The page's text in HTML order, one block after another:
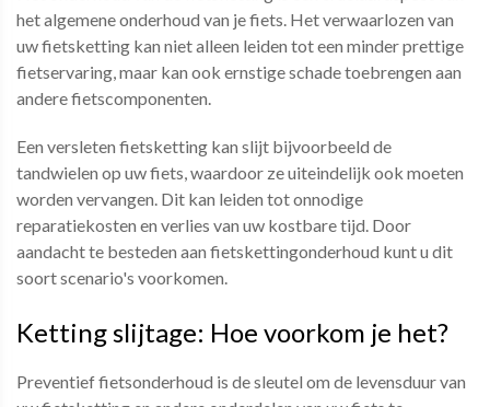
het algemene onderhoud van je fiets. Het verwaarlozen van
uw fietsketting kan niet alleen leiden tot een minder prettige
fietservaring, maar kan ook ernstige schade toebrengen aan
andere fietscomponenten.
Een versleten fietsketting kan slijt bijvoorbeeld de
tandwielen op uw fiets, waardoor ze uiteindelijk ook moeten
worden vervangen. Dit kan leiden tot onnodige
reparatiekosten en verlies van uw kostbare tijd. Door
aandacht te besteden aan fietskettingonderhoud kunt u dit
soort scenario's voorkomen.
Ketting slijtage: Hoe voorkom je het?
Preventief fietsonderhoud is de sleutel om de levensduur van